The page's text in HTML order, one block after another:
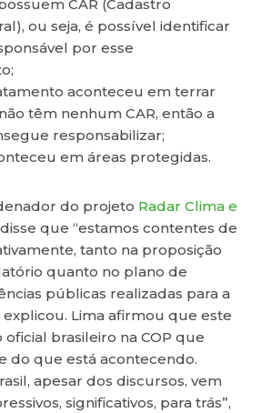
CAR (Cadastro
ou seja, é possível identificar
por esse
aconteceu em terrar
têm nenhum CAR, então a
responsabilizar;
em áreas protegidas.
do projeto Radar Clima e
que “estamos contentes de
tanto na proposição
quanto no plano de
públicas realizadas para a
Lima afirmou que este
brasileiro na COP que
do que está acontecendo.
apesar dos discursos, vem
significativos, para trás”,